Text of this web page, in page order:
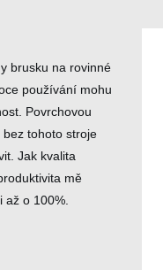
brusku na rovinné
používání mohu
Povrchovou
tohoto stroje
Jak kvalita
mě
až o 100%.